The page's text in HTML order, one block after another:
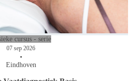
cursus - serie
07 sep 2026
•
Eindhoven